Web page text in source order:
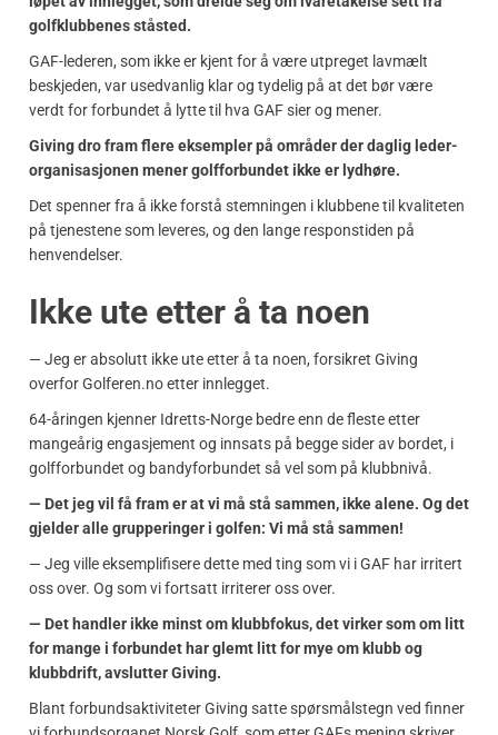
golfklubbenes ståsted.
GAF-lederen, som ikke er kjent for å være utpreget lavmælt
beskjeden, var usedvanlig klar og tydelig på at det bør være
verdt for forbundet å lytte til hva GAF sier og mener.
Giving dro fram flere eksempler på områder der daglig leder-
organisasjonen mener golfforbundet ikke er lydhøre.
Det spenner fra å ikke forstå stemningen i klubbene til kvaliteten
på tjenestene som leveres, og den lange responstiden på
henvendelser.
Ikke ute etter å ta noen
— Jeg er absolutt ikke ute etter å ta noen, forsikret Giving
overfor Golferen.no etter innlegget.
64-åringen kjenner Idretts-Norge bedre enn de fleste etter
mangeårig engasjement og innsats på begge sider av bordet, i
golfforbundet og bandyforbundet så vel som på klubbnivå.
— Det jeg vil få fram er at vi må stå sammen, ikke alene. Og det
gjelder alle grupperinger i golfen: Vi må stå sammen!
— Jeg ville eksemplifisere dette med ting som vi i GAF har irritert
oss over. Og som vi fortsatt irriterer oss over.
— Det handler ikke minst om klubbfokus, det virker som om litt
for mange i forbundet har glemt litt for mye om klubb og
klubbdrift, avslutter Giving.
Blant forbundsaktiviteter Giving satte spørsmålstegn ved finner